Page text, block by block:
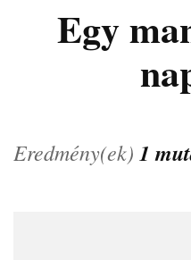
Egy
Eredmény(ek) 1